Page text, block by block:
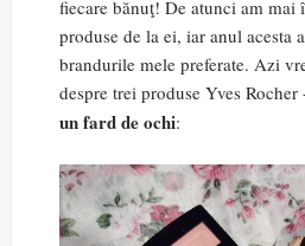
fiecare bănuţ! De atunci am mai
produse de la ei, iar anul acesta
brandurile mele preferate. Azi
despre trei produse Yves Rocher
un fard de ochi: